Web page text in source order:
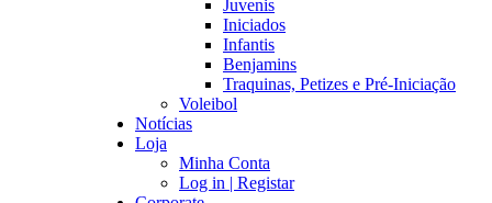
Juvenis
Iniciados
Infantis
Benjamins
Traquinas, Petizes e Pré-Iniciação
Voleibol
Notícias
Loja
Minha Conta
Log in | Registar